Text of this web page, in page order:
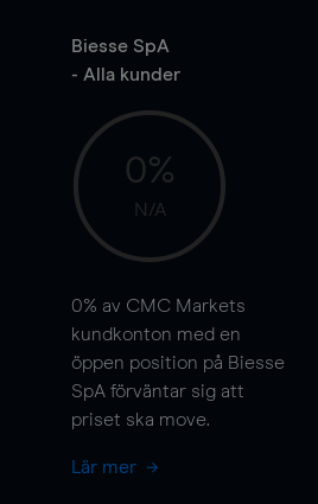
Biesse SpA
- Alla kunder
0%
N/A
0% av CMC Markets
kundkonton med en
öppen position på Biesse
SpA förväntar sig att
priset ska move.
Lär mer